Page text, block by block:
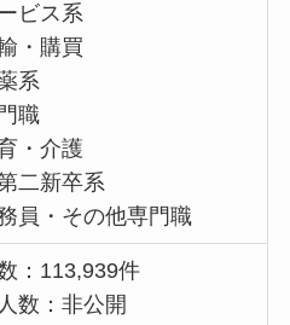
ビス系
・購買
系
職
・介護
二新卒系
員・その他専門職
：113,939件
数：非公開